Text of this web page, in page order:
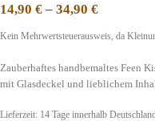
14,90 €– 34,90 €
Kein Mehrwertsteuerausweis, da
Zauberhaftes handbemaltes Feen
mit Glasdeckel und lieblichem
Lieferzeit: 14 Tage innerhalb